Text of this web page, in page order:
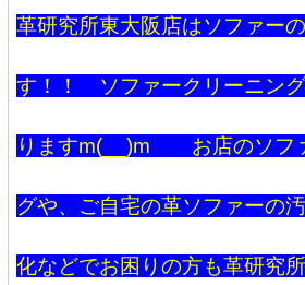
革研究所東大阪店はソファー
す！！ ソファークリーニン
りますm(__)m お店のソフ
グや、ご自宅の革ソファーの
化などでお困りの方も革研究